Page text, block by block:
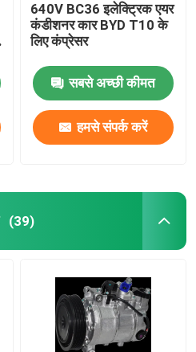
640V BC36 इलेक्ट्रिक एयर
कंडीशनर कार BYD T10 के
लिए कंप्रेसर
सबसे अच्छी कीमत
हमसे संपर्क करें
(39)